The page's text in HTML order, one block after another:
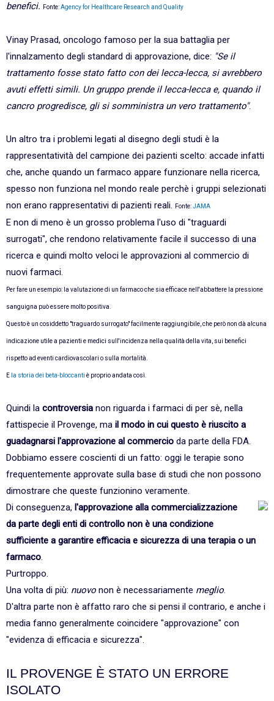
benefici.
Fonte:Agency for Healthcare Research and Quality
Vinay Prasad, oncologo famoso per la sua battaglia per
l'innalzamento degli standard di approvazione, dice: "Se il
trattamento fosse stato fatto con dei lecca-lecca, si avrebbero
avuti effetti simili. Un gruppo prende il lecca-lecca e, quando il
cancro progredisce, gli si somministra un vero trattamento".
Un altro tra i problemi legati al disegno degli studi è la
rappresentatività del campione dei pazienti scelto: accade infatti
che, anche quando un farmaco appare funzionare nella ricerca,
spesso non funziona nel mondo reale perchè i gruppi selezionati
non erano rappresentativi di pazienti reali.
Fonte:JAMA
E non di meno è un grosso problema l'uso di "traguardi
surrogati", che rendono relativamente facile il successo di una
ricerca e quindi molto veloci le approvazioni al commercio di
nuovi farmaci.
Per fare un esempio: la valutazione di un farmaco che sia efficace nell'abbattere la pressione
sanguigna può essere molto positiva.
Questo è un cosiddetto "traguardo surrogato" facilmente raggiungibile, che però non dà alcuna
indicazione utile a pazienti e medici sull'incidenza nella qualità della vita, sui benefici
rispetto ad eventi cardiovascolari o sulla mortalità.
E la storia dei beta-bloccanti è proprio andata così.
Quindi la controversia non riguarda i farmaci di per sè, nella
fattispecie il Provenge, ma il modo in cui questo è riuscito a
guadagnarsi l'approvazione al commercio da parte della FDA.
Dobbiamo essere coscienti di un fatto: oggi le terapie sono
frequentemente approvate sulla base di studi che non possono
dimostrare che queste funzionino veramente.
Di conseguenza, l'approvazione alla commercializzazione
da parte degli enti di controllo non è una condizione
sufficiente a garantire efficacia e sicurezza di una terapia o un
farmaco.
Purtroppo.
Una volta di più: nuovo non è necessariamente meglio.
D'altra parte non è affatto raro che si pensi il contrario, e anche i
media fanno generalmente coincidere "approvazione" con
"evidenza di efficacia e sicurezza".
IL PROVENGE È STATO UN ERRORE
ISOLATO